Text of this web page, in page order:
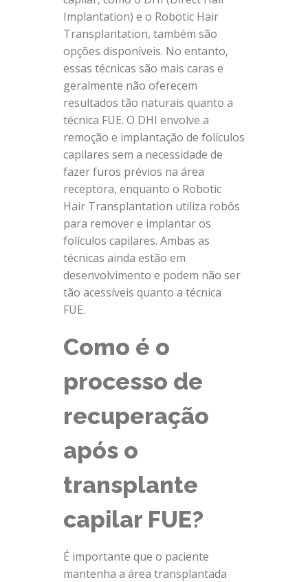
Implantation) e o Robotic Hair
Transplantation, também são
opções disponíveis. No entanto,
essas técnicas são mais caras e
geralmente não oferecem
resultados tão naturais quanto a
técnica FUE. O DHI envolve a
remoção e implantação de folículos
capilares sem a necessidade de
fazer furos prévios na área
receptora, enquanto o Robotic
Hair Transplantation utiliza robôs
para remover e implantar os
folículos capilares. Ambas as
técnicas ainda estão em
desenvolvimento e podem não ser
tão acessíveis quanto a técnica
FUE.
Como é o
processo de
recuperação
após o
transplante
capilar FUE?
É importante que o paciente
mantenha a área transplantada